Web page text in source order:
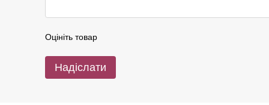
Оцініть товар
Надіслати